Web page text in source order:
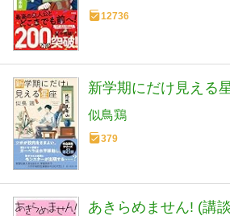
12736
新学期にだけ見える
似鳥鶏
379
あきらめません! (講